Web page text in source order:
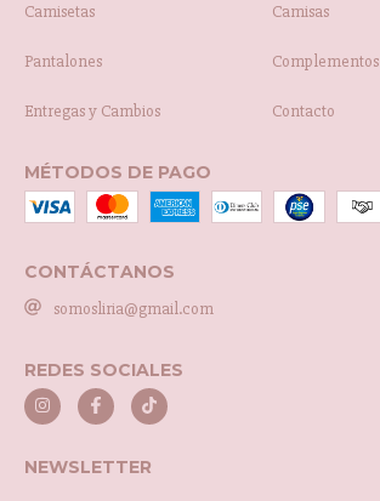
Camisetas Camisas
Pantalones Complementos
Entregas y Cambios Contacto
MÉTODOS DE PAGO
CONTÁCTANOS
somosliria@gmail.com
REDES SOCIALES
NEWSLETTER